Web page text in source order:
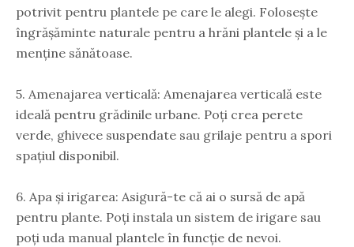
potrivit pentru plantele pe care le alegi. Folosește
îngrășăminte naturale pentru a hrăni plantele și a le
menține sănătoase.
5. Amenajarea verticală: Amenajarea verticală este
ideală pentru grădinile urbane. Poți crea perete
verde, ghivece suspendate sau grilaje pentru a spori
spațiul disponibil.
6. Apa și irigarea: Asigură-te că ai o sursă de apă
pentru plante. Poți instala un sistem de irigare sau
poți uda manual plantele în funcție de nevoi.